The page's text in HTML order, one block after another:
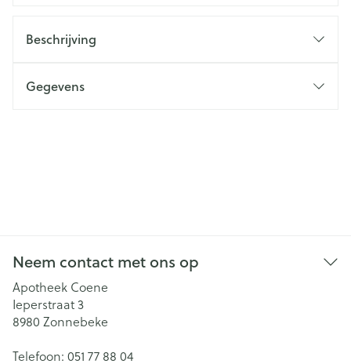
Beschrijving
Gegevens
Neem contact met ons op
Apotheek Coene
Ieperstraat 3
8980 Zonnebeke
Telefoon: 051 77 88 04